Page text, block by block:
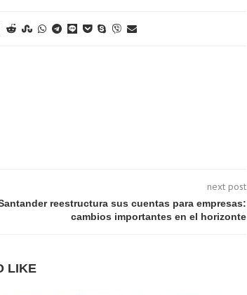
next post
reestructura sus cuentas para empresas:
cambios importantes en el horizonte
LIKE